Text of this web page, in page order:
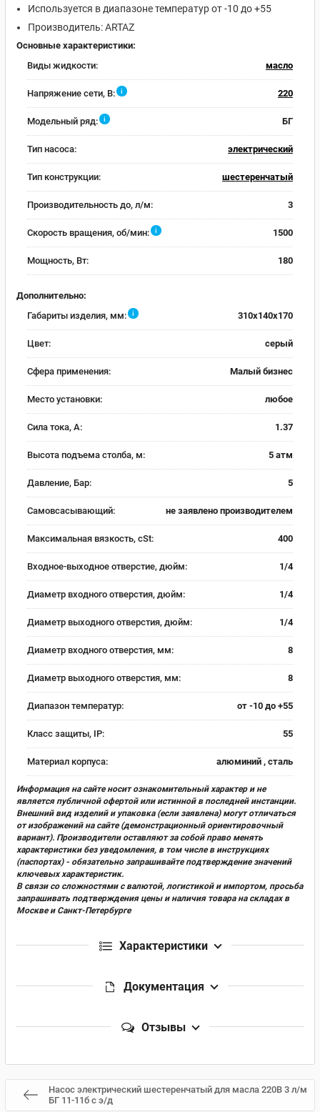
Используется в диапазоне температур от -10 до +55
Производитель: ARTAZ
Основные характеристики:
Виды жидкости:
масло
Напряжение сети, В: i 220
Модельный ряд: i БГ
Тип насоса: электрический
Тип конструкции: шестеренчатый
Производительность до, л/м: 3
Скорость вращения, об/мин: i 1500
Мощность, Вт: 180
Дополнительно:
Габариты изделия, мм:
i 310х140х170
Цвет: серый
Сфера применения: Малый бизнес
Место установки: любое
Сила тока, А: 1.37
Высота подъема столба, м: 5 атм
Давление, Бар: 5
Самовсасывающий: не заявлено производителем
Максимальная вязкость, cSt: 400
Входное-выходное отверстие, дюйм: 1/4
Диаметр входного отверстия, дюйм: 1/4
Диаметр выходного отверстия, дюйм: 1/4
Диаметр входного отверстия, мм: 8
Диаметр выходного отверстия, мм: 8
Диапазон температур: от -10 до +55
Класс защиты, IP: 55
Материал корпуса: алюминий , сталь
Информация на сайте носит ознакомительный характер и не
является публичной офертой или истинной в последней инстанции.
Внешний вид изделий и упаковка (если заявлена) могут отличаться
от изображений на сайте (демонстрационный ориентировочный
вариант). Производители оставляют за собой право менять
характеристики без уведомления, в том числе в инструкциях
(паспортах) - обязательно запрашивайте подтверждение значений
ключевых характеристик.
В связи со сложностями с валютой, логистикой и импортом, просьба
запрашивать подтверждения цены и наличия товара на складах в
Москве и Санкт-Петербурге
Характеристики
Документация
Отзывы
Насос электрический шестеренчатый для масла 220В 3 л/м
БГ 11-11б с э/д